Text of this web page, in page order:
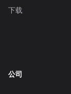
下载
公司